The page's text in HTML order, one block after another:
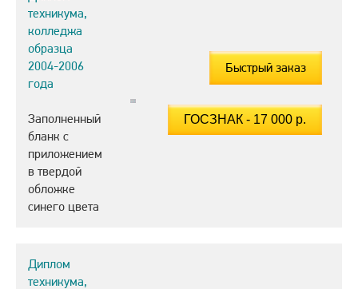
техникума,
колледжа
образца
2004-2006
года
Заполненный
бланк с
приложением
в твердой
обложке
синего цвета
Быстрый заказ
Диплом
техникума,